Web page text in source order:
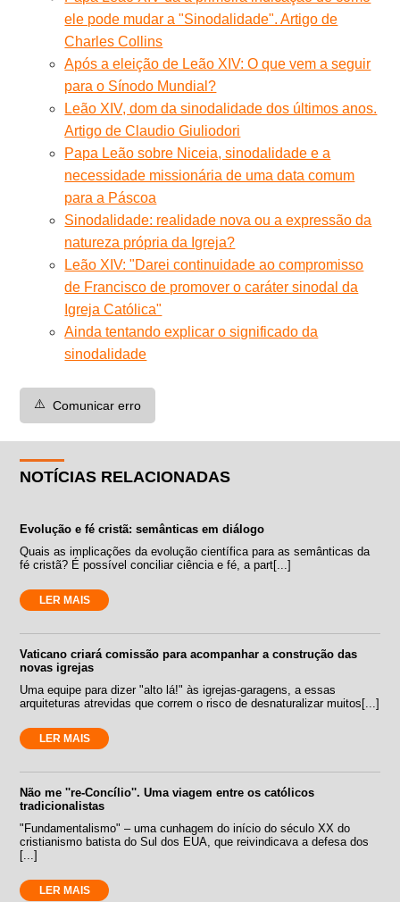
ele pode mudar a "Sinodalidade". Artigo de
Charles Collins
Após a eleição de Leão XIV: O que vem a seguir
para o Sínodo Mundial?
Leão XIV, dom da sinodalidade dos últimos anos.
Artigo de Claudio Giuliodori
Papa Leão sobre Niceia, sinodalidade e a
necessidade missionária de uma data comum
para a Páscoa
Sinodalidade: realidade nova ou a expressão da
natureza própria da Igreja?
Leão XIV: "Darei continuidade ao compromisso
de Francisco de promover o caráter sinodal da
Igreja Católica"
Ainda tentando explicar o significado da
sinodalidade
⚠️ Comunicar erro
NOTÍCIAS RELACIONADAS
Evolução e fé cristã: semânticas em diálogo
Quais as implicações da evolução científica para as semânticas da
fé cristã? É possível conciliar ciência e fé, a part[...]
LER MAIS
Vaticano criará comissão para acompanhar a construção das
novas igrejas
Uma equipe para dizer "alto lá!" às igrejas-garagens, a essas
arquiteturas atrevidas que correm o risco de desnaturalizar muitos[...]
LER MAIS
Não me ''re-Concílio''. Uma viagem entre os católicos
tradicionalistas
"Fundamentalismo" – uma cunhagem do início do século XX do
cristianismo batista do Sul dos EUA, que reivindicava a defesa dos
[...]
LER MAIS